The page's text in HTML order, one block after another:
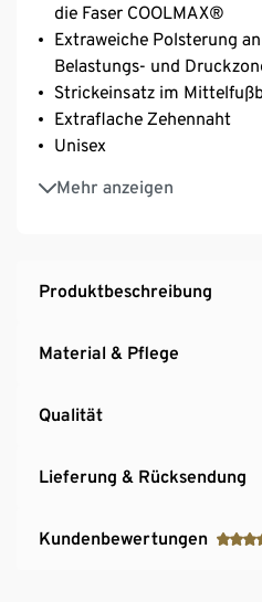
die Faser COOLMAX®
Extraweiche Polsterung
Belastungs- und
Strickeinsatz im
Extraflache Zehennaht
Unisex
Mehr anzeigen
Mit Baumwollanteil
Mit Elasthan:
Produktbeschreibung
Material & Pflege
Qualität
Lieferung & Rücksendung
Kundenbewertungen